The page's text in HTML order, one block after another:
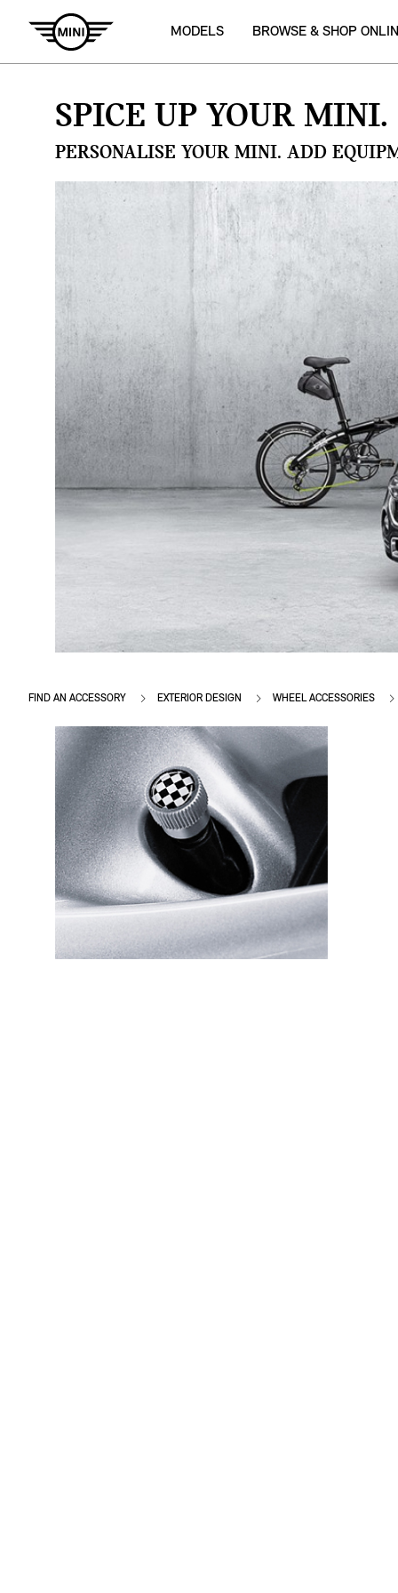
MODELS BROWSE & SHOP
SPICE UP YOUR MINI.
PERSONALISE YOUR MINI. ADD
FIND AN ACCESSORY EXTERIOR DESIGN WHEEL ACCESSORIES